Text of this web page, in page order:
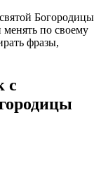
Богородицы
по своему
фразы,
с